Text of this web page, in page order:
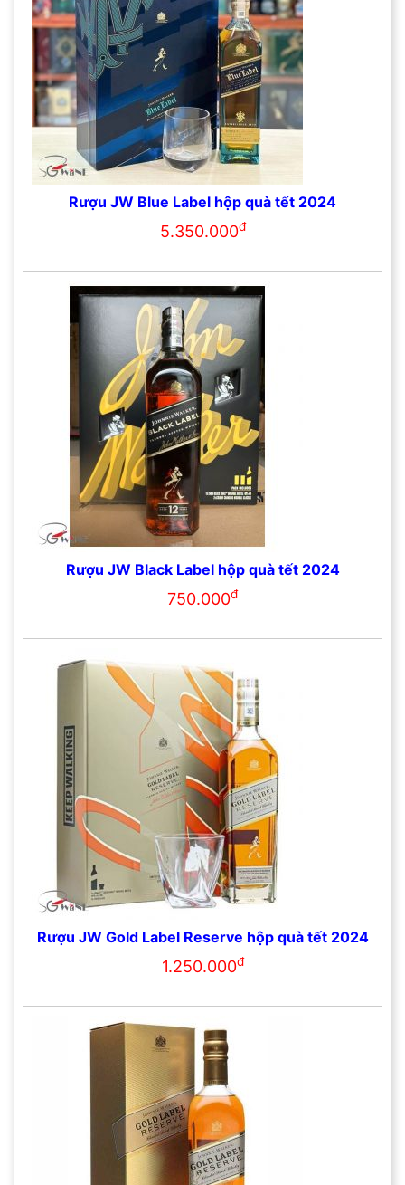
Rượu JW Blue Label hộp quà tết 2024
5.350.000đ
Rượu JW Black Label hộp quà tết 2024
750.000đ
Rượu JW Gold Label Reserve hộp quà tết 2024
1.250.000đ